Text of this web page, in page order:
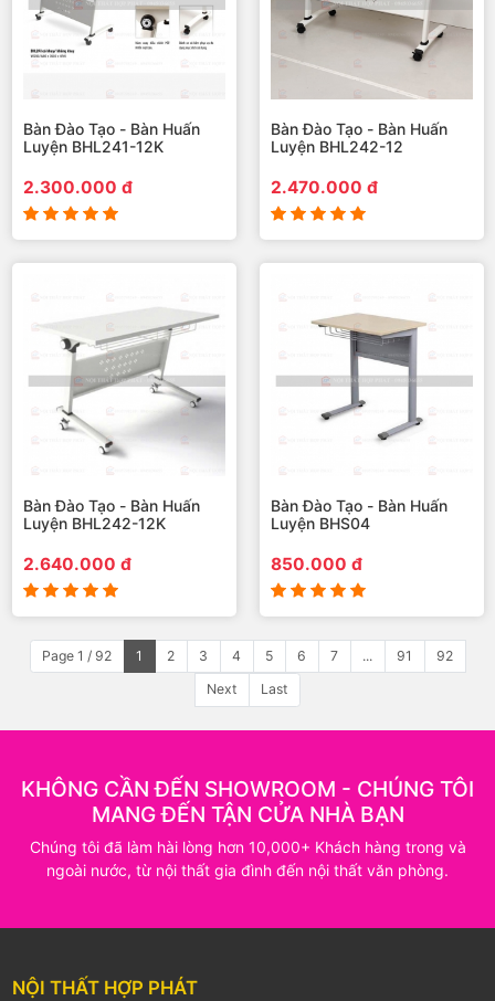
Bàn Đào Tạo - Bàn Huấn
Luyện BHL241-12K
2.300.000 đ
Bàn Đào Tạo - Bàn Huấn
Luyện BHL242-12
2.470.000 đ
Bàn Đào Tạo - Bàn Huấn
Luyện BHL242-12K
2.640.000 đ
Bàn Đào Tạo - Bàn Huấn
Luyện BHS04
850.000 đ
Page 1 / 92 1 2 3 4 5 6 7 ... 91 92
Next Last
KHÔNG CẦN ĐẾN SHOWROOM - CHÚNG TÔI
MANG ĐẾN TẬN CỬA NHÀ BẠN
Chúng tôi đã làm hài lòng hơn 10,000+ Khách hàng trong và
ngoài nước, từ nội thất gia đình đến nội thất văn phòng.
NỘI THẤT HỢP PHÁT